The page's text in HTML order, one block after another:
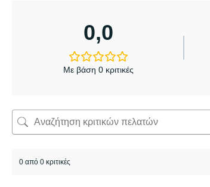
0,0
Με βάση 0 κριτικές
0 από 0 κριτικές